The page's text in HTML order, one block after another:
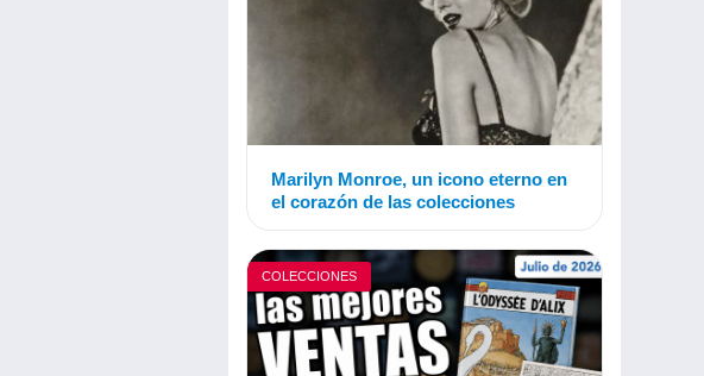
Marilyn Monroe, un icono eterno en
el corazón de las colecciones
COLECCIONES